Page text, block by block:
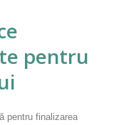
pentru
pentru finalizarea